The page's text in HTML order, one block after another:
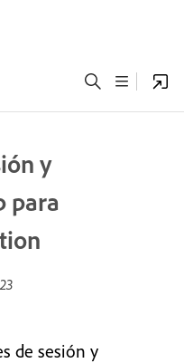
y
para
de sesión y